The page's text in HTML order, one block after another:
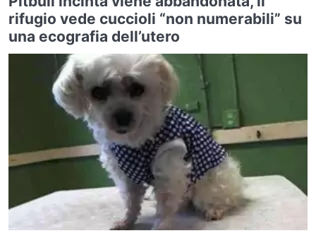
rifugio vede cuccioli “non numerabili” su
una ecografia dell’utero